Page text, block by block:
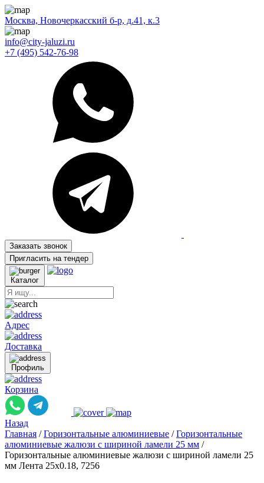
Москва, Новочеркасский б-р, д.41, к.3
info@city-jaluzi.ru
+7 (495) 542-76-98
Заказать звонок
Пригласить на тендер
Каталог
Адрес
Доставка
Профиль
Корзина
Назад
Главная / Горизонтальные алюминиевые / Горизонтальные
алюминиевые жалюзи с шириной ламели 25 мм /
Горизонтальные алюминиевые жалюзи с шириной ламели 25
мм Лента 25x0.18, 7256